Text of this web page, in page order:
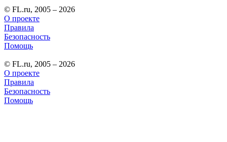
© FL.ru, 2005 – 2026
О проекте
Правила
Безопасность
Помощь
© FL.ru, 2005 – 2026
О проекте
Правила
Безопасность
Помощь